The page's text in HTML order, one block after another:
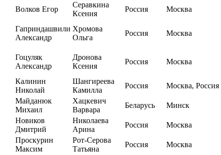
Волков Егор
Серавкина
Ксения
Россия Москва
Гаприндашвили
Александр
Хромова
Ольга
Россия Москва
Гоцуляк
Александр
Дронова
Ксения
Россия Москва
Калинин
Николай
Шангиреева
Камилла
Россия
Москва, Россия
Майданюк
Михаил
Хацкевич
Варвара
Беларусь
Минск
Новиков
Дмитрий
Николаева
Арина
Россия
Москва
Проскурин
Максим
Рот-Серова
Татьяна
Россия
Москва